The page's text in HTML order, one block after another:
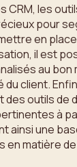
CRM, les
pour
en
il est
au bon
du client.
outils de
à
ainsi une
en matière